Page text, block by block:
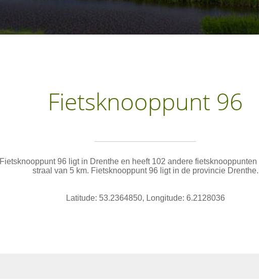
Fietsknooppunt 96
Fietsknooppunt 96 ligt in Drenthe en heeft 102 andere fietsknooppunten
straal van 5 km. Fietsknooppunt 96 ligt in de provincie Drenthe.
Latitude: 53.2364850, Longitude: 6.2128036